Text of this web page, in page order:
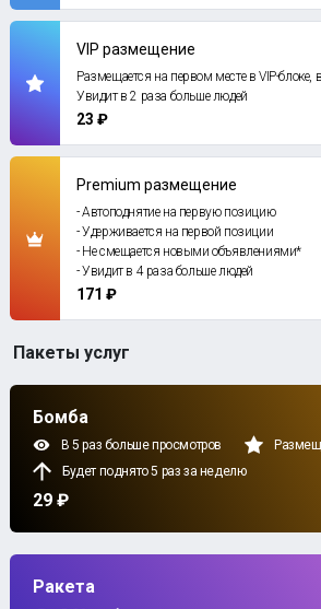
VIP размещение
Размещается на первом месте в VIP-
Увидит в 2 раза больше людей
23 ₽
Premium размещение
- Автоподнятие на первую позицию
- Удерживается на первой позиции
- Не смещается новыми объявлениями*
- Увидит в 4 раза больше людей
171 ₽
Пакеты услуг
Бомба
В 5 раз больше просмотров
Будет поднято 5 раз за неделю
29 ₽
Ракета